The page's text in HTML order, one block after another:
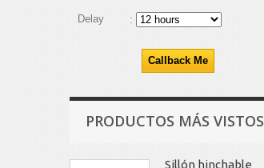
Delay :
PRODUCTOS MÁS VISTOS
Sillón hinchable